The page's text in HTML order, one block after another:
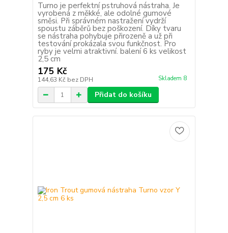
Turno je perfektní pstruhová nástraha. Je
vyrobená z měkké, ale odolné gumové
směsi. Při správném nastražení vydrží
spoustu záběrů bez poškození. Díky tvaru
se nástraha pohybuje přirozeně a už při
testování prokázala svou funkčnost. Pro
ryby je velmi atraktivní. balení 6 ks velikost
2,5 cm
175 Kč
144,63 Kč bez DPH Skladem 8
Přidat do košíku